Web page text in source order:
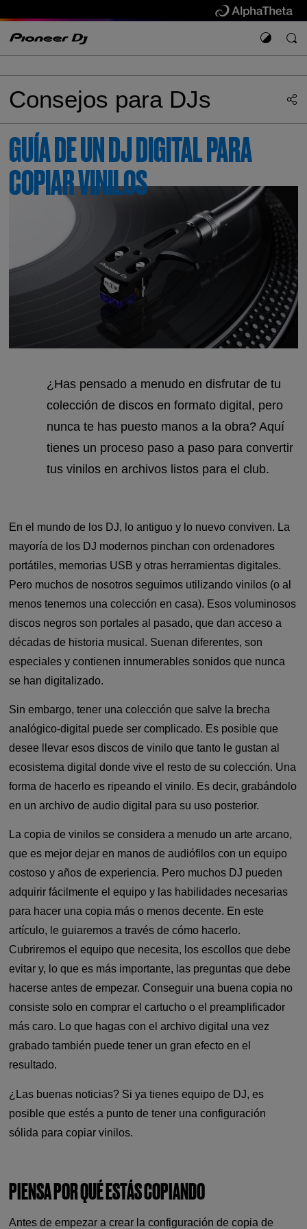
Consejos para DJs
GUÍA DE UN DJ DIGITAL PARA
COPIAR VINILOS
¿Has pensado a menudo en disfrutar de tu
colección de discos en formato digital, pero
nunca te has puesto manos a la obra? Aquí
tienes un proceso paso a paso para convertir
tus vinilos en archivos listos para el club.
En el mundo de los DJ, lo antiguo y lo nuevo conviven. La
mayoría de los DJ modernos pinchan con ordenadores
portátiles, memorias USB y otras herramientas digitales.
Pero muchos de nosotros seguimos utilizando vinilos (o al
menos tenemos una colección en casa). Esos voluminosos
discos negros son portales al pasado, que dan acceso a
décadas de historia musical. Suenan diferentes, son
especiales y contienen innumerables sonidos que nunca
se han digitalizado.
Sin embargo, tener una colección que salve la brecha
analógico-digital puede ser complicado. Es posible que
desee llevar esos discos de vinilo que tanto le gustan al
ecosistema digital donde vive el resto de su colección. Una
forma de hacerlo es ripeando el vinilo. Es decir, grabándolo
en un archivo de audio digital para su uso posterior.
La copia de vinilos se considera a menudo un arte arcano,
que es mejor dejar en manos de audiófilos con un equipo
costoso y años de experiencia. Pero muchos DJ pueden
adquirir fácilmente el equipo y las habilidades necesarias
para hacer una copia más o menos decente. En este
artículo, le guiaremos a través de cómo hacerlo.
Cubriremos el equipo que necesita, los escollos que debe
evitar y, lo que es más importante, las preguntas que debe
hacerse antes de empezar. Conseguir una buena copia no
consiste solo en comprar el cartucho o el preamplificador
más caro. Lo que hagas con el archivo digital una vez
grabado también puede tener un gran efecto en el
resultado.
¿Las buenas noticias? Si ya tienes equipo de DJ, es
posible que estés a punto de tener una configuración
sólida para copiar vinilos.
PIENSA POR QUÉ ESTÁS COPIANDO
Antes de empezar a crear la configuración de copia de